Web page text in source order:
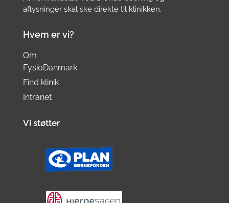
aflysninger skal ske direkte til klinikken.
Hvem er vi?
Om
FysioDanmark
Find klinik
Intranet
Vi støtter